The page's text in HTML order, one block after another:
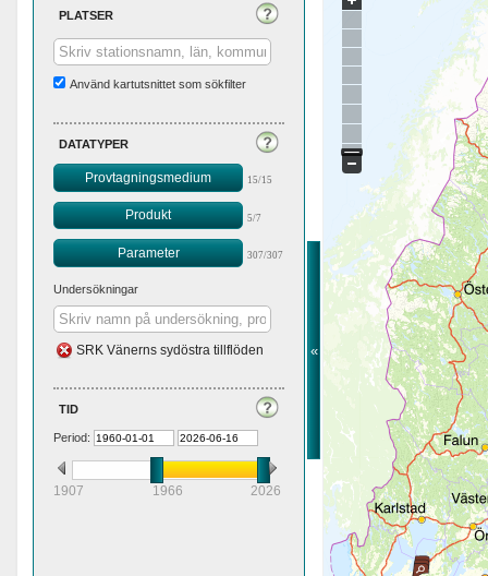
platser
Använd kartutsnittet som sökfilter
datatyper
Provtagningsmedium 15/15
Produkt 5/7
Parameter 307/307
Undersökningar
SRK Vänerns sydöstra tillflöden
tid
Period:
1907 1966 2026
«